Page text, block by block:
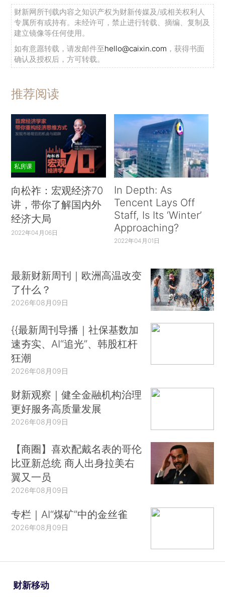
财新网所刊载内容之知识产权为财新传媒及/或相关权利人
专属所有或持有。未经许可，禁止进行转载、摘编、复制及
建立镜像等任何使用。
如有意愿转载，请发邮件至hello@caixin.com ，获得书面
确认及授权后，方可转载。
推荐阅读
私房课
向松祚：宏观经济70
讲，带你了解国内外
经济大局
2022年04月06日
In Depth: As
Tencent Lays Off
Staff, Is Its ‘Winter’
Approaching?
2022年04月01日
最新财新周刊｜欧洲高温改变
了什么？
2026年08月09日
{{最新周刊导播｜社保基数加
速夯实、AI“追光”、韩股杠杆
狂潮
2026年08月09日
财新观察｜健全金融机构治理
更好服务高质量发展
2026年08月09日
【商圈】喜欢配戴名表的哥伦
比亚新总统 商人出身拉美右
翼又一员
2026年08月09日
专栏｜AI“煤矿”中的金丝雀
2026年08月09日
财新移动